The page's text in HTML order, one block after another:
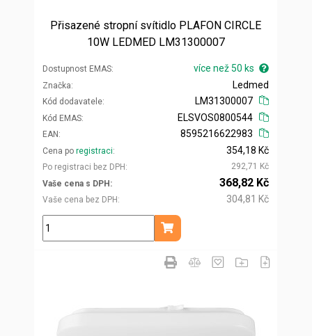
Přisazené stropní svítidlo PLAFON CIRCLE
10W LEDMED LM31300007
Dostupnost EMAS více než 50 ks
Značka
Kód dodavatele
Ledmed
LM31300007
Kód EMAS
EAN
ELSVOS0800544
8595216622983
Cena po registraci
Po registraci bez DPH
354,18 Kč
292,71 Kč
Vaše cena s DPH
Vaše cena bez DPH
368,82 Kč
304,81 Kč
ks
Přidat do košíku